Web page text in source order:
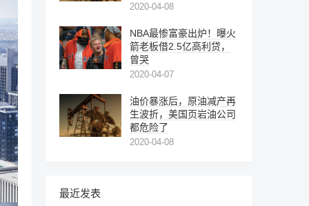
2020-04-08
NBA最惨富豪出炉！曝火
箭老板借2.5亿高利贷，
曾哭
2020-04-07
油价暴涨后，原油减产再
生波折，美国页岩油公司
都危险了
2020-04-08
最近发表